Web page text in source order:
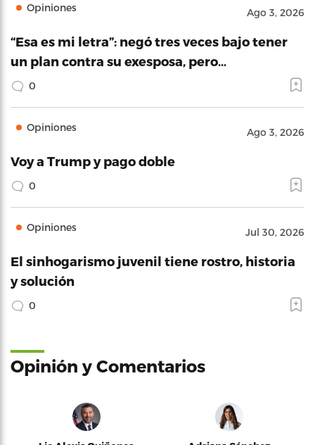
Opiniones Ago 3, 2026
“Esa es mi letra”: negó tres veces bajo tener
un plan contra su exesposa, pero…
0
Opiniones Ago 3, 2026
Voy a Trump y pago doble
0
Opiniones Jul 30, 2026
El sinhogarismo juvenil tiene rostro, historia
y solución
0
Opinión y Comentarios